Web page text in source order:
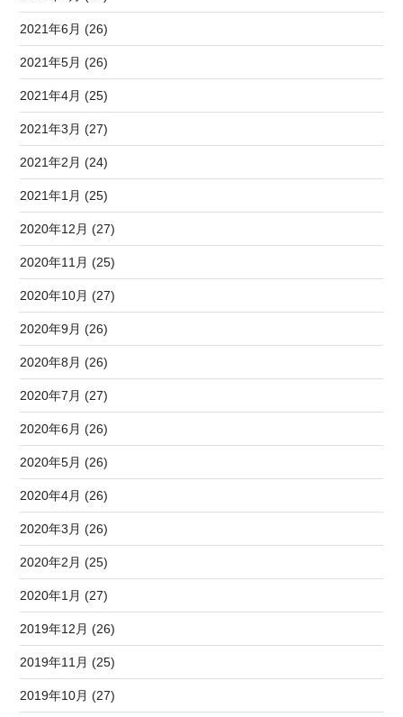
2021年6月 (26)
2021年5月 (26)
2021年4月 (25)
2021年3月 (27)
2021年2月 (24)
2021年1月 (25)
2020年12月 (27)
2020年11月 (25)
2020年10月 (27)
2020年9月 (26)
2020年8月 (26)
2020年7月 (27)
2020年6月 (26)
2020年5月 (26)
2020年4月 (26)
2020年3月 (26)
2020年2月 (25)
2020年1月 (27)
2019年12月 (26)
2019年11月 (25)
2019年10月 (27)